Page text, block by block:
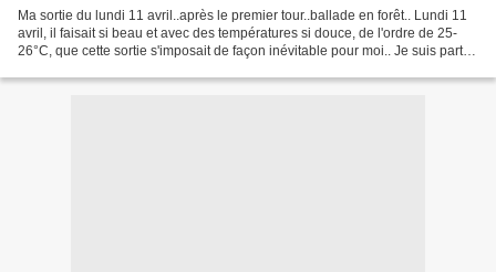
Ma sortie du lundi 11 avril..après le premier tour..ballade en forêt.. Lundi 11
avril, il faisait si beau et avec des températures si douce, de l'ordre de 25-
26°C, que cette sortie s'imposait de façon inévitable pour moi.. Je suis parti